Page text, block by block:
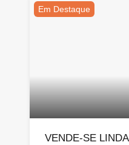
Em Destaque
VENDE-SE